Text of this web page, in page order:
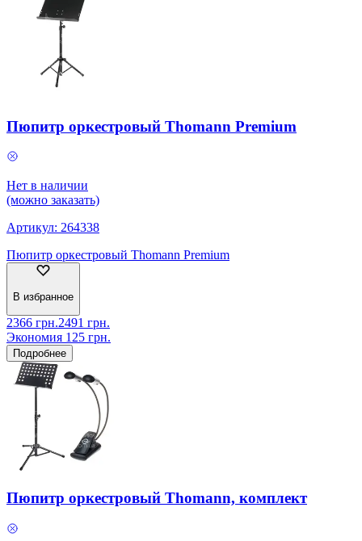
Пюпитр оркестровый Thomann Premium
Нет в наличии
(можно заказать)
Артикул: 264338
Пюпитр оркестровый Thomann Premium
В избранное
2366 грн.2491 грн.
Экономия 125 грн.
Подробнее
Пюпитр оркестровый Thomann, комплект